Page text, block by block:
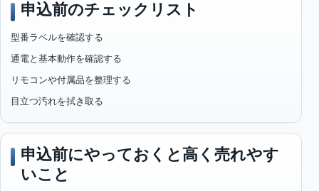
申込前のチェックリスト
型番ラベルを確認する
通電と基本動作を確認する
リモコンや付属品を整理する
目立つ汚れを拭き取る
申込前にやっておくと高く売れやす
いこと